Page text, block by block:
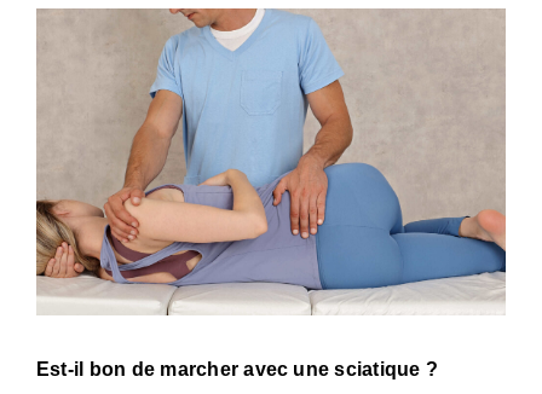
Est-il bon de marcher avec une sciatique ?